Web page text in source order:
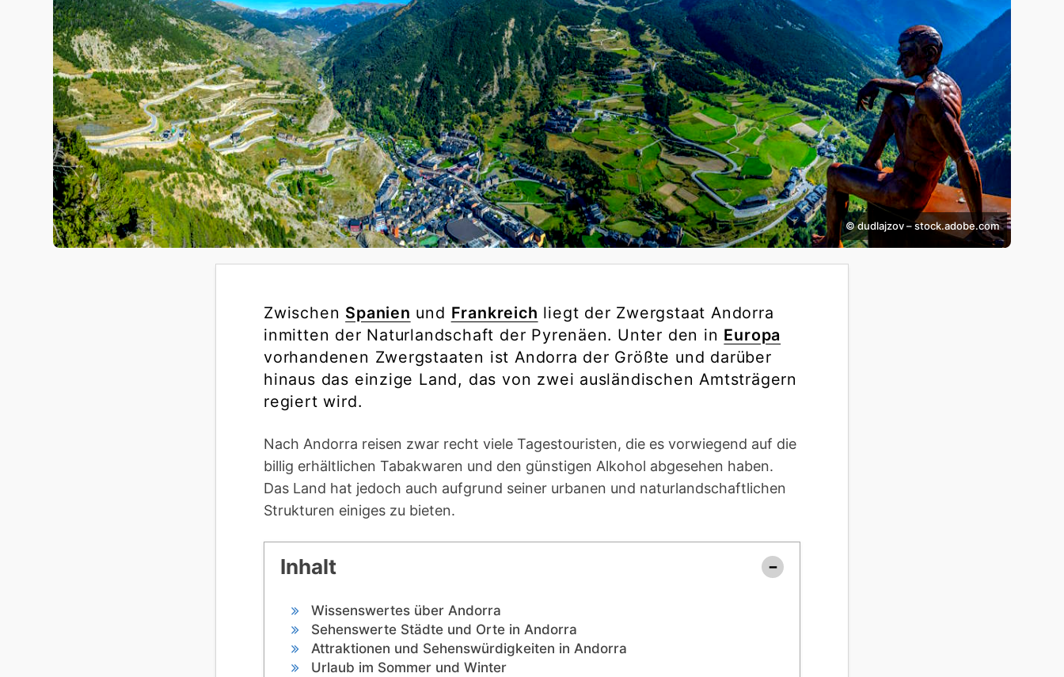
© dudlajzov – stock.adobe.com
Zwischen Spanien und Frankreich liegt der Zwergstaat Andorra
inmitten der Naturlandschaft der Pyrenäen. Unter den in Europa
vorhandenen Zwergstaaten ist Andorra der Größte und darüber
hinaus das einzige Land, das von zwei ausländischen Amtsträgern
regiert wird.
Nach Andorra reisen zwar recht viele Tagestouristen, die es vorwiegend auf die
billig erhältlichen Tabakwaren und den günstigen Alkohol abgesehen haben.
Das Land hat jedoch auch aufgrund seiner urbanen und naturlandschaftlichen
Strukturen einiges zu bieten.
Inhalt
Wissenswertes über Andorra
Sehenswerte Städte und Orte in Andorra
Attraktionen und Sehenswürdigkeiten in Andorra
Urlaub im Sommer und Winter